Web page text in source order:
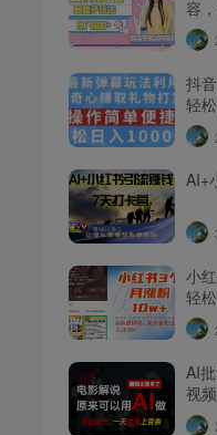
容
抖
轻
AI+
小
轻
AI
视